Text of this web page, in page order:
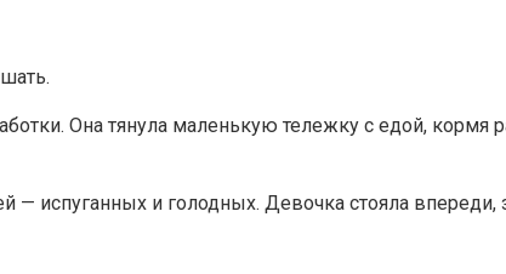
Она тянула маленькую тележку с едой, кормя
и голодных. Девочка стояла впереди,